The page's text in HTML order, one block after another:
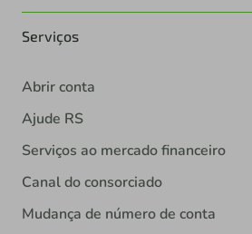
Serviços
Abrir conta
Ajude RS
Serviços ao mercado financeiro
Canal do consorciado
Mudança de número de conta